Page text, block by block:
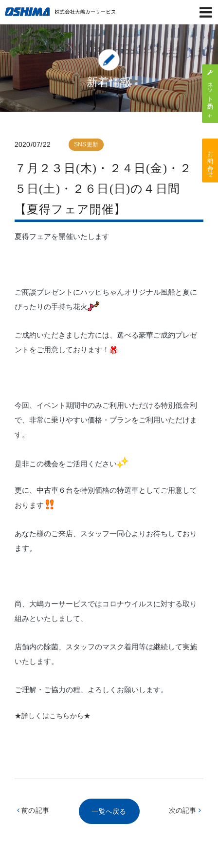
新着情報
2020/07/22 SNS更新
７月２３日(木)・２４日(金)・２
５日(土)・２６日(日)の４日間
【夏得フェア開催】
夏得フェアを開催いたします
ご商談プレゼントにハッピちゃんオリジナル風船と夏に
ぴったりの手持ち花火
ご成約いただきました方には、選べる豪華ご成約プレゼ
ントをご用意しております！
今回、イベント期間中のみご利用いただける特別低金利
で、非常に乗りやすい価格・プランをご利用いただけま
す。
是非この機会をご活用ください
更に、中古車６台を特別価格の特選車としてご用意して
おります
あなた様のご来店、スタッフ一同心よりお待ちしており
ます。
尚、大嶋カーサービスではコロナウイルスに対する取り
組みといたしまして、
店舗内の除菌、スタッフのマスク着用等は継続して実施
いたします。
ご理解・ご協力の程、よろしくお願いします。
★詳しくはこちらから★
一覧へ戻る
前の記事 次の記事
ネット予約
お問い合わせ